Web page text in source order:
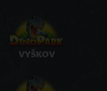
VYŠKOV